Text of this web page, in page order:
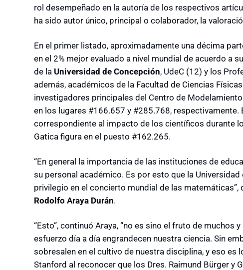
rol desempeñado en la autoría de los respectivos
ha sido autor único, principal o colaborador, la
En el primer listado, aproximadamente una décima
en el 2% mejor evaluado a nivel mundial de acuerdo a
de la Universidad de Concepción, UdeC (12) y los
además, académicos de la Facultad de Ciencias
investigadores principales del Centro de
en los lugares #166.657 y #285.768, respectivamente.
correspondiente al impacto de los científicos durante
Gatica figura en el puesto #162.265.
“En general la importancia de las instituciones de
su personal académico. Es por esto que la
privilegio en el concierto mundial de las matemáticas”,
Rodolfo Araya Durán.
“Esto”, continuó Araya, “no es sino el fruto de muchos
esfuerzo día a día engrandecen nuestra ciencia. Sin
sobresalen en el cultivo de nuestra disciplina, y eso es
Stanford al reconocer que los Dres. Raimund Bürger y